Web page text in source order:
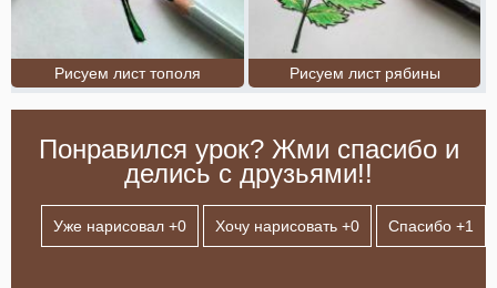
Рисуем лист тополя Рисуем лист рябины
Понравился урок? Жми спасибо и
делись с друзьями!!
Уже нарисовал +0 Хочу нарисовать +0 Спасибо +1